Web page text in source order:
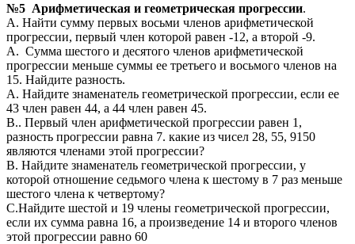
№5 Арифметическая и геометрическая прогрессии.
А. Найти сумму первых восьми членов арифметической
прогрессии, первый член которой равен -12, а второй -9.
А. Сумма шестого и десятого членов арифметической
прогрессии меньше суммы ее третьего и восьмого членов на
15. Найдите разность.
А. Найдите знаменатель геометрической прогрессии, если ее
43 член равен 44, а 44 член равен 45.
В.. Первый член арифметической прогрессии равен 1,
разность прогрессии равна 7. какие из чисел 28, 55, 9150
являются членами этой прогрессии?
В. Найдите знаменатель геометрической прогрессии, у
которой отношение седьмого члена к шестому в 7 раз меньше
шестого члена к четвертому?
С.Найдите шестой и 19 члены геометрической прогрессии,
если их сумма равна 16, а произведение 14 и второго членов
этой прогрессии равно 60